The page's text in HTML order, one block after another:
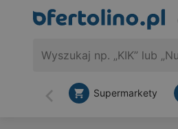
Wstecz
Supermarkety